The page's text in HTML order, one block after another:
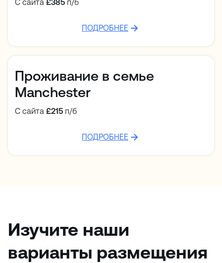
С сайта £385 п/б
ПОДРОБНЕЕ
Проживание в семье
Manchester
С сайта £215 п/б
ПОДРОБНЕЕ
Изучите наши
варианты размещения